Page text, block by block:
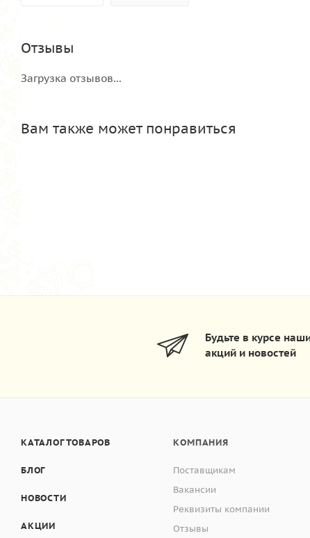
Отзывы
Загрузка отзывов...
Вам также может понравиться
Будьте в курсе
акций и новостей
КАТАЛОГ ТОВАРОВ
БЛОГ
НОВОСТИ
АКЦИИ
КОМПАНИЯ
Поставщикам
Вакансии
Реквизиты компании
Отзывы